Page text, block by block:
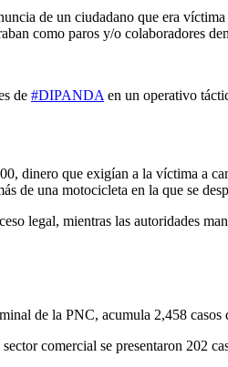
de un ciudadano que era
como paros y/o colaboradores
de #DIPANDA en un operativo
dinero que exigían a la víctima a
de una motocicleta en la que se
legal, mientras las autoridades
de la PNC, acumula 2,458
comercial se presentaron 202